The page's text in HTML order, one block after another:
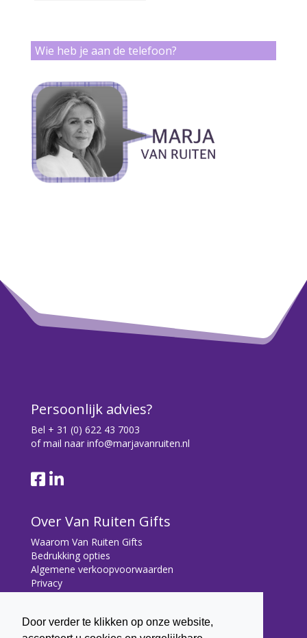
Door verder te klikken op onze website,
Wie heb je aan de telefoon?
Persoonlijk advies?
Bel + 31 (0) 622 43 7003
of mail naar info@marjavanruiten.nl
Over Van Ruiten Gifts
Waarom Van Ruiten Gifts
Bedrukking opties
Algemene verkoopvoorwaarden
Privacy
Contact
Contact